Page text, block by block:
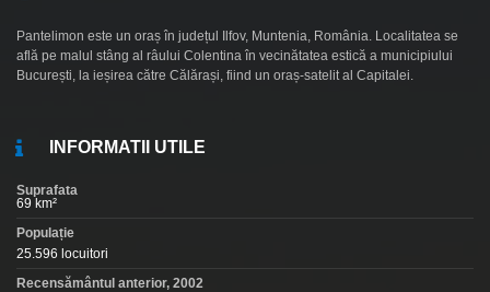
Pantelimon este un oraș în județul Ilfov, Muntenia, România. Localitatea se
află pe malul stâng al râului Colentina în vecinătatea estică a municipiului
București, la ieșirea către Călărași, fiind un oraș-satelit al Capitalei.
INFORMATII UTILE
Suprafata
69 km²
Populație
25.596 locuitori
Recensământul anterior, 2002